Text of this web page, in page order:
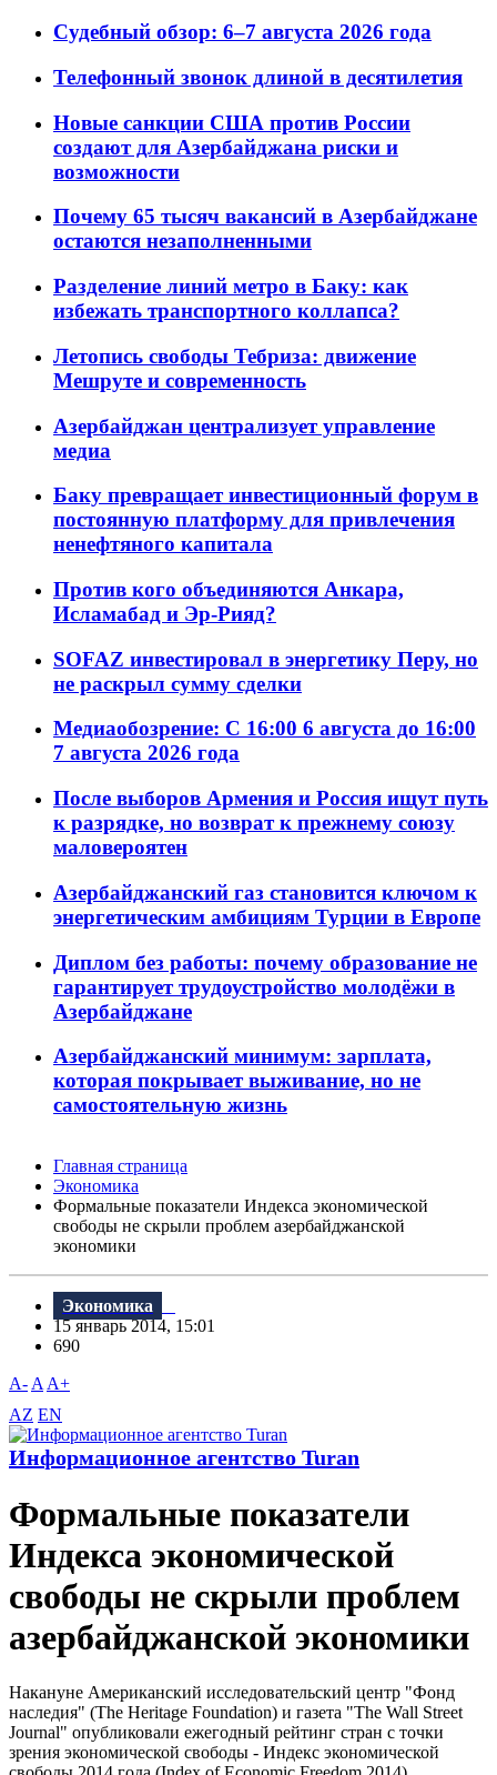
Судебный обзор: 6–7 августа 2026 года
Телефонный звонок длиной в десятилетия
Новые санкции США против России
создают для Азербайджана риски и
возможности
Почему 65 тысяч вакансий в Азербайджане
остаются незаполненными
Разделение линий метро в Баку: как
избежать транспортного коллапса?
Летопись свободы Тебриза: движение
Мешруте и современность
Азербайджан централизует управление
медиа
Баку превращает инвестиционный форум в
постоянную платформу для привлечения
ненефтяного капитала
Против кого объединяются Анкара,
Исламабад и Эр-Рияд?
SOFAZ инвестировал в энергетику Перу, но
не раскрыл сумму сделки
Медиаобозрение: С 16:00 6 августа до 16:00
7 августа 2026 года
После выборов Армения и Россия ищут путь
к разрядке, но возврат к прежнему союзу
маловероятен
Азербайджанский газ становится ключом к
энергетическим амбициям Турции в Европе
Диплом без работы: почему образование не
гарантирует трудоустройство молодёжи в
Азербайджане
Азербайджанский минимум: зарплата,
которая покрывает выживание, но не
самостоятельную жизнь
Главная страница
Экономика
Формальные показатели Индекса экономической
свободы не скрыли проблем азербайджанской
экономики
Экономика
15 январь 2014, 15:01
690
A- A A+
AZ EN
Информационное агентство Turan
Формальные показатели
Индекса экономической
свободы не скрыли проблем
азербайджанской экономики
Накануне Американский исследовательский центр "Фонд
наследия" (The Heritage Foundation) и газета "The Wall Street
Journal" опубликовали ежегодный рейтинг стран с точки
зрения экономической свободы - Индекс экономической